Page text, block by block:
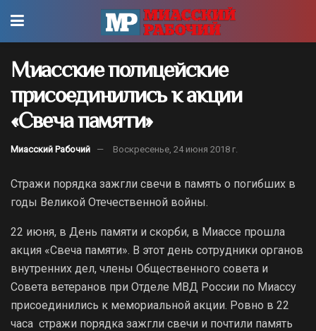
Миасские полицейские
присоединились к акции
«Свеча памяти»
Миасский Рабочий Воскресенье, 24 июня 2018 г.
Стражи порядка зажгли свечи в память о погибших в
годы Великой Отечественной войны.
22 июня, в День памяти и скорби, в Миассе прошла
акция «Свеча памяти». В этот день сотрудники органов
внутренних дел, члены Общественного совета и
Совета ветеранов при Отделе МВД России по Миассу
присоединились к мемориальной акции. Ровно в 22
часа стражи порядка зажгли свечи и почтили память